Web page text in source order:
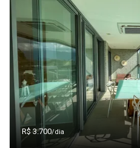
R$ 3.700/dia